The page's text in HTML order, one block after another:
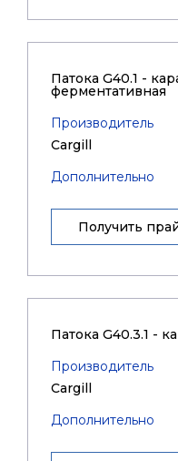
Патока G40.1 -
ферментативная
Производитель
Cargill
Дополнительно
Получить
Патока G40.3.1 -
Производитель
Cargill
Дополнительно